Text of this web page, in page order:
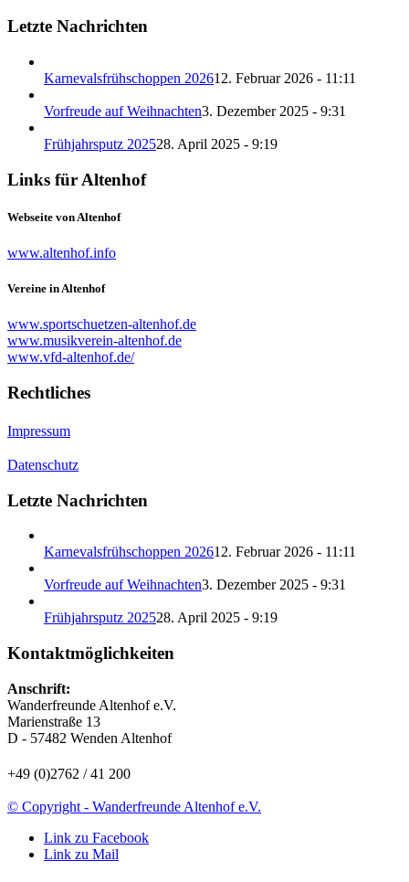
Letzte Nachrichten
Karnevalsfrühschoppen 202612. Februar 2026 - 11:11
Vorfreude auf Weihnachten3. Dezember 2025 - 9:31
Frühjahrsputz 202528. April 2025 - 9:19
Links für Altenhof
Webseite von Altenhof
www.altenhof.info
Vereine in Altenhof
www.sportschuetzen-altenhof.de
www.musikverein-altenhof.de
www.vfd-altenhof.de/
Rechtliches
Impressum
Datenschutz
Letzte Nachrichten
Karnevalsfrühschoppen 202612. Februar 2026 - 11:11
Vorfreude auf Weihnachten3. Dezember 2025 - 9:31
Frühjahrsputz 202528. April 2025 - 9:19
Kontaktmöglichkeiten
Anschrift:
Wanderfreunde Altenhof e.V.
Marienstraße 13
D - 57482 Wenden Altenhof
+49 (0)2762 / 41 200
© Copyright - Wanderfreunde Altenhof e.V.
Link zu Facebook
Link zu Mail